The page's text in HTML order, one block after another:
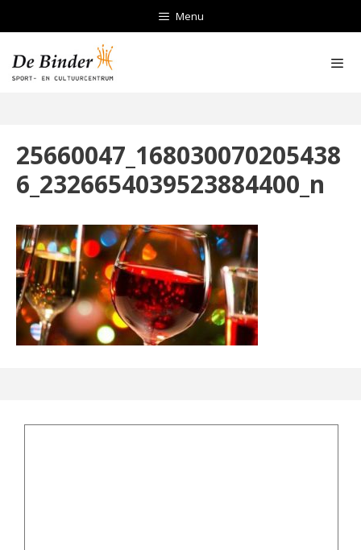
naar
de
inhoud
Menu
25660047_168030070205438
6_2326654039523884400_n